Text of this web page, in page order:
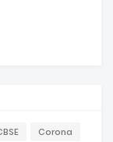
Corona